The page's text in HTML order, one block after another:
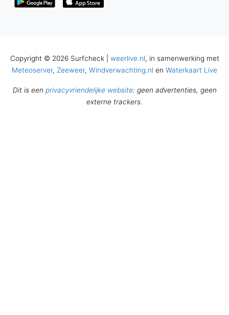
Copyright © 2026 Surfcheck | weerlive.nl, in samenwerking met
Meteoserver, Zeeweer, Windverwachting.nl en Waterkaart Live
Dit is een privacyvriendelijke website: geen advertenties, geen
externe trackers.